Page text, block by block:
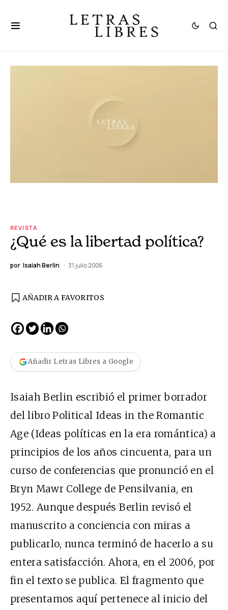
REVISTA
¿Qué es la libertad política?
por Isaiah Berlin 31 julio 2006
AÑADIR A FAVORITOS
Añadir Letras Libres a Google
Isaiah Berlin escribió el primer borrador
del libro Political Ideas in the Romantic
Age (Ideas políticas en la era romántica) a
principios de los años cincuenta, para un
curso de conferencias que pronunció en el
Bryn Mawr College de Pensilvania, en
1952. Aunque después Berlin revisó el
manuscrito a conciencia con miras a
publicarlo, nunca terminó de hacerlo a su
entera satisfacción. Ahora, en el 2006, por
fin el texto se publica. El fragmento que
presentamos aquí pertenece al inicio del